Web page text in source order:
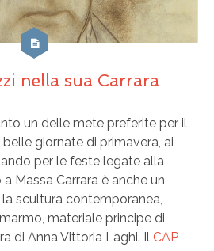
nella sua Carrara
un delle mete preferite per il
giornate di primavera, ai
per le feste legate alla
a Massa Carrara è anche un
scultura contemporanea,
materiale principe di
di Anna Vittoria Laghi. Il CAP